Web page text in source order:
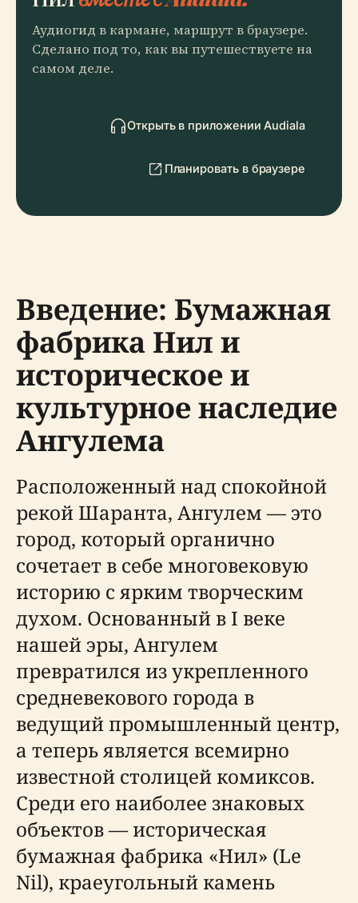
Аудиогид в кармане, маршрут в браузере.
Сделано под то, как вы путешествуете на
самом деле.
Открыть в приложении Audiala
Планировать в браузере
Введение: Бумажная
фабрика Нил и
историческое и
культурное наследие
Ангулема
Расположенный над спокойной
рекой Шаранта, Ангулем — это
город, который органично
сочетает в себе многовековую
историю с ярким творческим
духом. Основанный в I веке
нашей эры, Ангулем
превратился из укрепленного
средневекового города в
ведущий промышленный центр,
а теперь является всемирно
известной столицей комиксов.
Среди его наиболее знаковых
объектов — историческая
бумажная фабрика «Нил» (Le
Nil), краеугольный камень